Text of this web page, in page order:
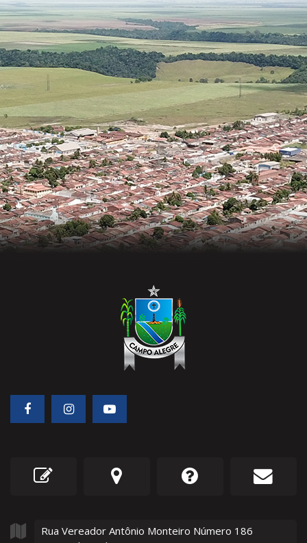
Rua Vereador Antônio Monteiro Número 186